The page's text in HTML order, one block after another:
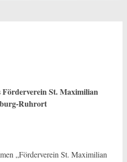
Förderverein St. Maximilian
Ruhrort
„Förderverein St. Maximilian